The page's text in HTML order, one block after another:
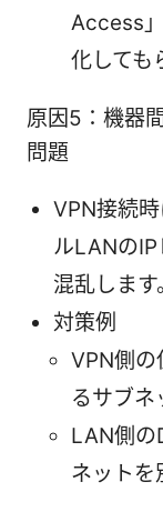
Access
化しても
原因5：機器
問題
VPN接続
ルLANの
混乱します
対策例
VPN側の
るサブネ
LAN側の
ネットを